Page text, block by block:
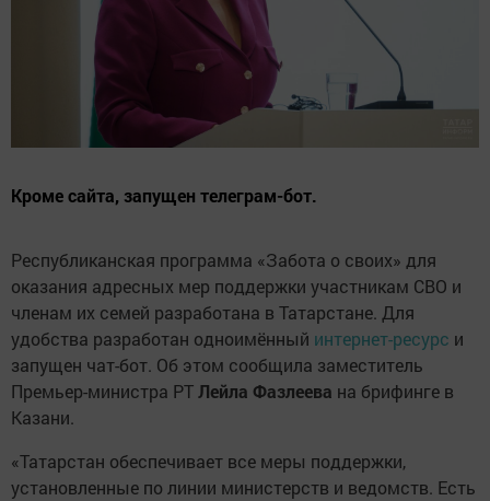
Кроме сайта, запущен телеграм-бот.
Республиканская программа «Забота о своих» для
оказания адресных мер поддержки участникам СВО и
членам их семей разработана в Татарстане. Для
удобства разработан одноимённый интернет-ресурс и
запущен чат-бот. Об этом сообщила заместитель
Премьер-министра РТЛейла Фазлеева на брифинге в
Казани.
«Татарстан обеспечивает все меры поддержки,
установленные по линии министерств и ведомств. Есть